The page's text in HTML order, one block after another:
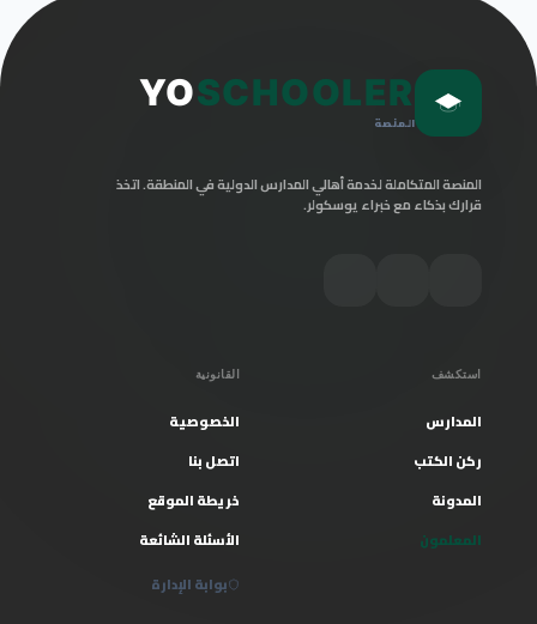
YOSCHOOLER
المنصة
المنصة المتكاملة لخدمة أهالي المدارس الدولية في المنطقة. اتخذ
قرارك بذكاء مع خبراء يوسكولر.
استكشف
المدارس
ركن الكتب
المدونة
المعلمون
القانونية
الخصوصية
اتصل بنا
خريطة الموقع
الأسئلة الشائعة
بوابة الإدارة